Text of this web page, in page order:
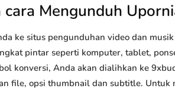
cara Mengunduh
ke situs pengunduhan video dan
pintar seperti komputer, tablet,
konversi, Anda akan dialihkan ke
file, opsi thumbnail dan subtitle.